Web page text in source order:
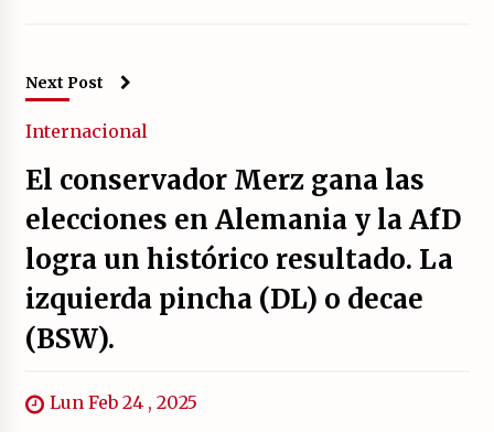
Next Post
Internacional
El conservador Merz gana las
elecciones en Alemania y la AfD
logra un histórico resultado. La
izquierda pincha (DL) o decae
(BSW).
Lun Feb 24 , 2025